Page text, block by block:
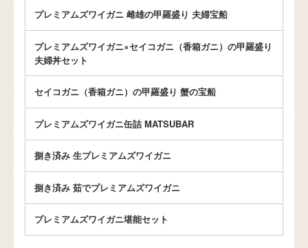
プレミアムズワイガニ 雌雄の甲羅盛り 夫婦宝船
プレミアムズワイガニ×セイコガニ（香箱ガニ）の甲羅盛り
夫婦丼セット
セイコガニ（香箱ガニ）の甲羅盛り 蟹の宝船
プレミアムズワイガニ缶詰 MATSUBAR
捌き済み 生プレミアムズワイガニ
捌き済み 茹でプレミアムズワイガニ
プレミアムズワイガニ堪能セット